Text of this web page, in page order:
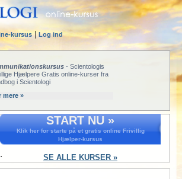
kursus Log ind
- Scientologis
Hjælpere Gratis online-kurser fra
i Scientologi
mere »
START NU »
Klik her for starte på et gratis online Frivillig
Hjælper-kursus
SE ALLE KURSER »